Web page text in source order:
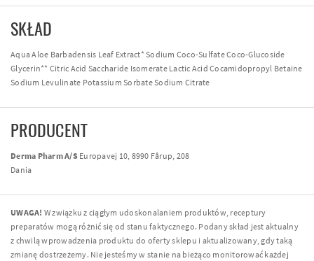
SKŁAD
Aqua Aloe Barbadensis Leaf Extract* Sodium Coco-Sulfate Coco-Glucoside
Glycerin** Citric Acid Saccharide Isomerate Lactic Acid Cocamidopropyl Betaine
Sodium Levulinate Potassium Sorbate Sodium Citrate
PRODUCENT
Derma Pharm A/SEuropavej 10, 8990 Fårup, 208
Dania
UWAGA! W związku z ciągłym udoskonalaniem produktów, receptury
preparatów mogą różnić się od stanu faktycznego. Podany skład jest aktualny
z chwilą wprowadzenia produktu do oferty sklepu i aktualizowany, gdy taką
zmianę dostrzeżemy. Nie jesteśmy w stanie na bieżąco monitorować każdej